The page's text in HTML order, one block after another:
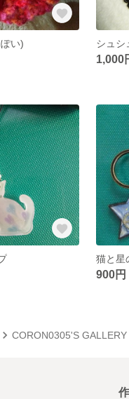
い) シュシ
1,000
猫と星
900円
CORON0305'S